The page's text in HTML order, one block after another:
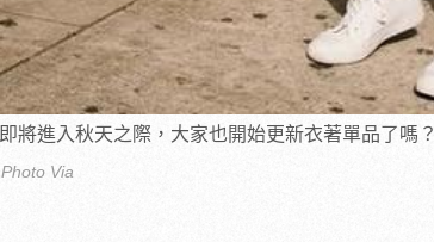
即將進入秋天之際，大家也開始更新衣著單品了嗎？
Photo Via